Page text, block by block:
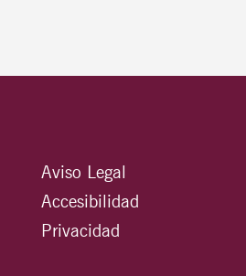
Aviso Legal
Accesibilidad
Privacidad